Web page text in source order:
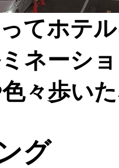
てホテ
ネーシ
々歩い
グ